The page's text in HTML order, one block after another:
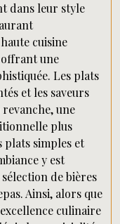
dans leur style
cuisine
offrant une
Les plats
et les saveurs
une
plus
plats simples et
y est
de bières
Ainsi, alors que
culinaire